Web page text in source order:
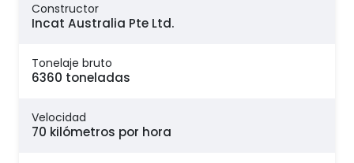
Constructor
Incat Australia Pte Ltd.
Tonelaje bruto
6360 toneladas
Velocidad
70 kilómetros por hora